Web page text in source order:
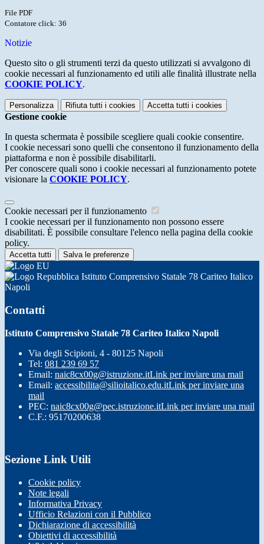
File PDF
Contatore click: 36
Notizie
Questo sito o gli strumenti terzi da questo utilizzati si avvalgono di
cookie necessari al funzionamento ed utili alle finalità illustrate nella
COOKIE POLICY.
Personalizza Rifiuta tutti i cookies Accetta tutti i cookies
Gestione cookie
In questa schermata è possibile scegliere quali cookie consentire.
I cookie necessari sono quelli che consentono il funzionamento della
piattaforma e non è possibile disabilitarli.
Per conoscere quali sono i cookie necessari al funzionamento potete
visionare la COOKIE POLICY.
Cookie necessari per il funzionamento
I cookie necessari per il funzionamento non possono essere
disabilitati. È possibile consultare l'elenco nella pagina della cookie
policy.
Accetta tutti Salva le preferenze
Istituto Comprensivo Statale 78 Cariteo Italico
Napoli
Contatti
Istituto Comprensivo Statale 78 Cariteo Italico Napoli
Via degli Scipioni, 4 - 80125 Napoli
Tel: 081 239 69 57
Email: naic8cx00g@istruzione.itLink per inviare una mail
Email: accessibilita@silioitalico.edu.itLink per inviare una
mail
PEC: naic8cx00g@pec.istruzione.itLink per inviare una mail
C.F.: 95170200638
Sezione Link Utili
Cookie policy
Note legali
Informativa Privacy
Ufficio Relazioni con il Pubblico
Dichiarazione di accessibilità
Obiettivi di accessibilità